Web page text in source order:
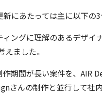
にあたっては主に以下の3
ングに理解のあるデザ
ました。
期間が長い案件を、AIR
さんの制作と並行して